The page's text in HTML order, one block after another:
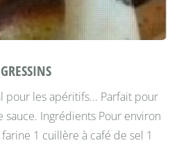
GRESSINS
pour les apéritifs... Parfait pour
sauce. Ingrédients Pour environ
1 cuillère à café de sel 1